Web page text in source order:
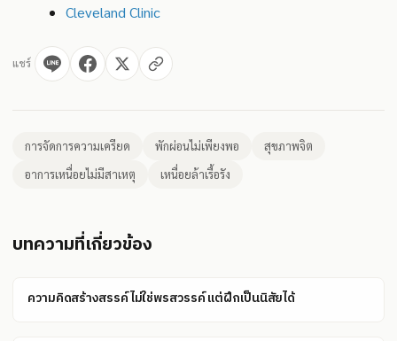
Cleveland Clinic
แชร์
การจัดการความเครียด พักผ่อนไม่เพียงพอ
สุขภาพจิต
อาการเหนื่อยไม่มีสาเหตุ
เหนื่อยล้าเรื้อรัง
บทความที่เกี่ยวข้อง
ความคิดสร้างสรรค์ไม่ใช่พรสวรรค์ แต่ฝึกเป็นนิสัยได้